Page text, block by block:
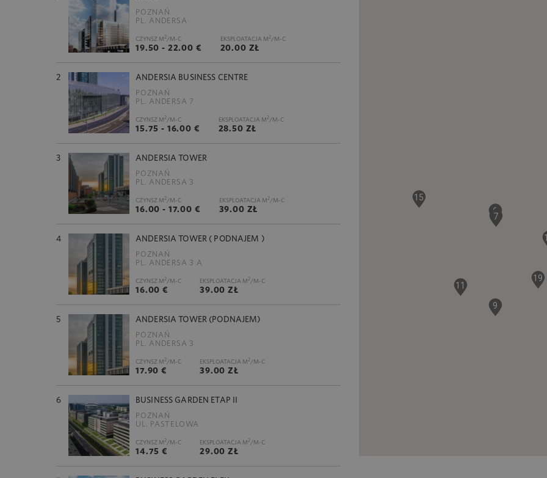
POZNAŃ
PL. ANDERSA
CZYNSZ M2/M-C
19.50 - 22.00 €
EKSPLOATACJA M2/M-C
20.00 ZŁ
2 ANDERSIA BUSINESS CENTRE
POZNAŃ
PL. ANDERSA 7
CZYNSZ M2/M-C
15.75 - 16.00 €
EKSPLOATACJA M2/M-C
28.50 ZŁ
3 ANDERSIA TOWER
POZNAŃ
PL. ANDERSA 3
CZYNSZ M2/M-C
16.00 - 17.00 €
EKSPLOATACJA M2/M-C
39.00 ZŁ
4 ANDERSIA TOWER ( PODNAJEM )
POZNAŃ
PL. ANDERSA 3 A
CZYNSZ M2/M-C
16.00 €
EKSPLOATACJA M2/M-C
39.00 ZŁ
5 ANDERSIA TOWER (PODNAJEM)
POZNAŃ
PL. ANDERSA 3
CZYNSZ M2/M-C
17.90 €
EKSPLOATACJA M2/M-C
39.00 ZŁ
6 BUSINESS GARDEN ETAP II
POZNAŃ
UL. PASTELOWA
CZYNSZ M2/M-C
14.75 €
EKSPLOATACJA M2/M-C
29.00 ZŁ
6
7
9
11
15
19